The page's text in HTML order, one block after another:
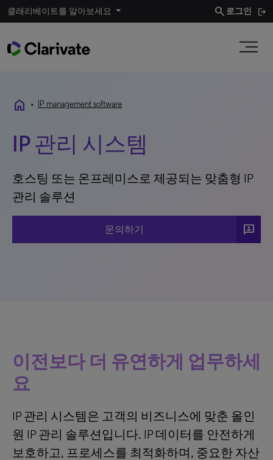
클래리베이트를 알아보세요 search 로그인
home • IP management software
IP 관리 시스템
호스팅 또는 온프레미스로 제공되는 맞춤형 IP
관리 솔루션
문의하기 3P
이전보다 더 유연하게 업무하세
요
IP 관리 시스템은 고객의 비즈니스에 맞춘 올인
원 IP 관리 솔루션입니다. IP 데이터를 안전하게
보호하고, 프로세스를 최적화하며, 중요한 자산